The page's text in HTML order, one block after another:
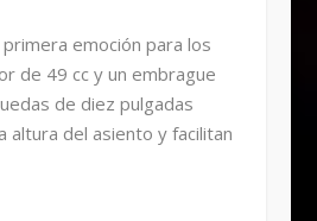
primera emoción para los
de 49 cc y un embrague
de diez pulgadas
altura del asiento y facilitan